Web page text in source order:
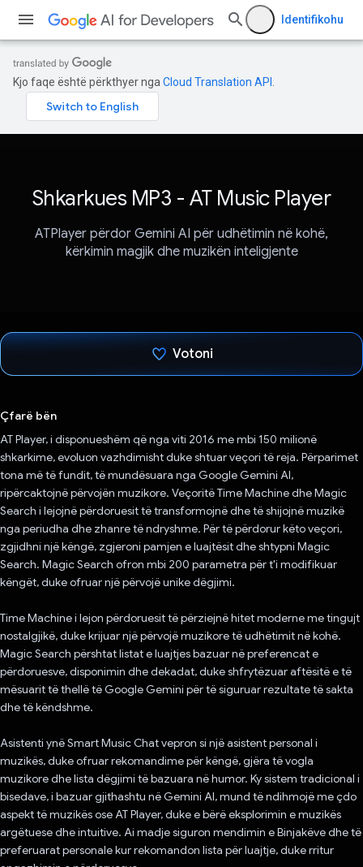
Identifikohu
Kjo faqe është përkthyer nga Cloud Translation API
Shkarkues MP3 - AT Music Player
ATPlayer përdor Gemini AI për udhëtimin në kohë,
kërkimin magjik dhe muzikën inteligjente
Votoni
Çfarë bën
AT Player, i disponueshëm që nga viti 2016 me mbi 150 milionë
shkarkime, evoluon vazhdimisht duke shtuar veçori të reja. Përparimet
tona më të fundit, të mundësuara nga Google Gemini AI,
ripërcaktojnë përvojën muzikore. Veçoritë Time Machine dhe Magic
Search i lejojnë përdoruesit të transformojnë dhe të shijojnë muzikë
nga periudha dhe zhanre të ndryshme. Për të përdorur këto veçori,
zgjidhni një këngë, zgjeroni pamjen e luajtësit dhe shtypni Magic
Search. Magic Search ofron mbi 200 parametra për t'i modifikuar
këngët, duke ofruar një përvojë unike dëgjimi.
Time Machine i lejon përdoruesit të përziejnë hitet moderne me tingujt
nostalgjikë, duke krijuar një përvojë muzikore të udhëtimit në kohë.
Magic Search përshtat listat e luajtjes bazuar në preferencat e
përdoruesve, disponimin dhe dekadat, duke shfrytëzuar aftësitë e të
mësuarit të thellë të Google Gemini për të siguruar rezultate të sakta
dhe të këndshme.
Asistenti ynë Smart Music Chat vepron si një asistent personal i
muzikës, duke ofruar rekomandime për këngë, gjëra të vogla
muzikore dhe lista dëgjimi të bazuara në humor. Ky sistem tradicional i
bisedave, i bazuar gjithashtu në Gemini AI, mund të ndihmojë me çdo
aspekt të muzikës ose AT Player, duke e bërë eksplorimin e muzikës
argëtuese dhe intuitive. Ai madje siguron mendimin e Binjakëve dhe të
preferuarat personale kur rekomandon lista për luajtje, duke rritur